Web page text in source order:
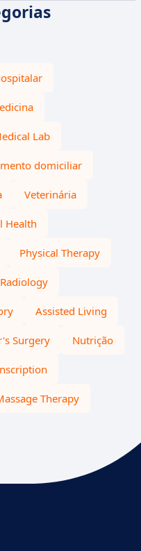
Lab
domiciliar
Veterinária
Health
Physical Therapy
Radiology
Assisted Living
Surgery Nutrição
Therapy